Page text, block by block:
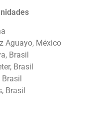
Aguayo, México
Brasil
Brasil
Brasil